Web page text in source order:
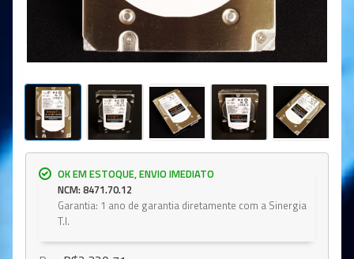
OK EM ESTOQUE, ENVIO IMEDIATO
NCM: 8471.70.12
Garantia: 1 ano de garantia diretamente com a Sinergia
T.I.